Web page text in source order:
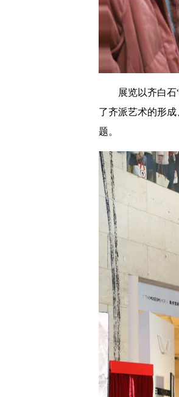
展览以齐白
了齐派艺术的形
题。